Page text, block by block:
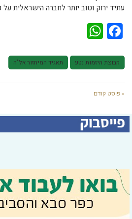
עתיד ירוק וטוב יותר לחברה הישראלית על
Facebook
קבוצת היזמות נטע תאגיד המיחזור אל"ה
« פוסט קודם